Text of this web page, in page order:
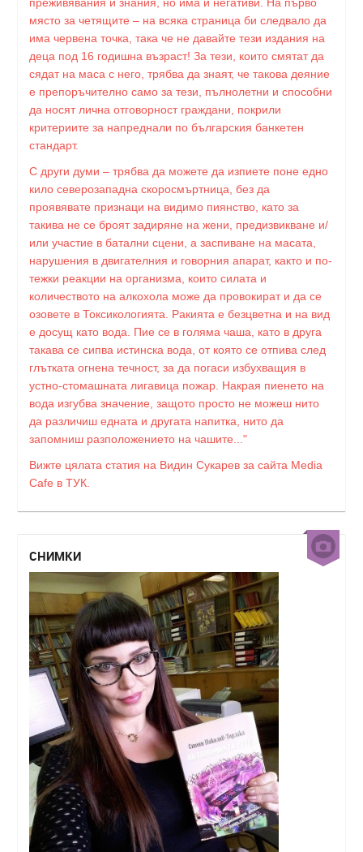
място за четящите – на всяка страница би следвало да
има червена точка, така че не давайте тези издания на
деца под 16 годишна възраст! За тези, които смятат да
сядат на маса с него, трябва да знаят, че такова деяние
е препоръчително само за тези, пълнолетни и способни
да носят лична отговорност граждани, покрили
критериите за напреднали по българския банкетен
стандарт.
С други думи – трябва да можете да изпиете поне едно
кило северозападна скоросмъртница, без да
проявявате признаци на видимо пиянство, като за
такива не се броят задиряне на жени, предизвикване и/
или участие в батални сцени, а заспиване на масата,
нарушения в двигателния и говорния апарат, както и по-
тежки реакции на организма, които силата и
количеството на алкохола може да провокират и да се
озовете в Токсикологията. Ракията е безцветна и на вид
е досущ като вода. Пие се в голяма чаша, като в друга
такава се сипва истинска вода, от която се отпива след
глътката огнена течност, за да погаси избухващия в
устно-стомашната лигавица пожар. Накрая пиенето на
вода изгубва значение, защото просто не можеш нито
да различиш едната и другата напитка, нито да
запомниш разположението на чашите..."
Вижте цялата статия на Видин Сукарев за сайта Media
Cafe в ТУК.
СНИМКИ